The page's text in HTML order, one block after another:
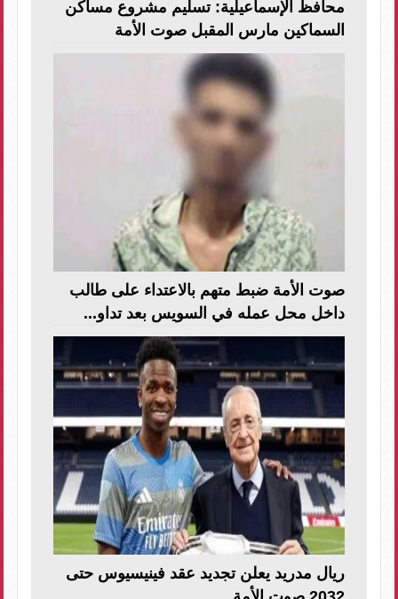
محافظ الإسماعيلية: تسليم مشروع مساكن
السماكين مارس المقبل صوت الأمة
صوت الأمة ضبط متهم بالاعتداء على طالب
داخل محل عمله في السويس بعد تداو...
ريال مدريد يعلن تجديد عقد فينيسيوس حتى